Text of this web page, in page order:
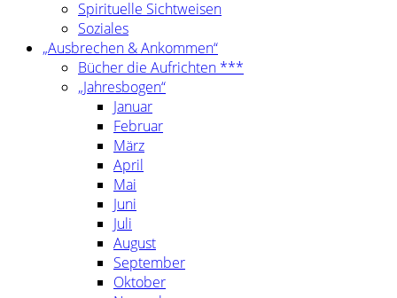
Spirituelle Sichtweisen
Soziales
„Ausbrechen & Ankommen“
Bücher die Aufrichten ***
„Jahresbogen“
Januar
Februar
März
April
Mai
Juni
Juli
August
September
Oktober